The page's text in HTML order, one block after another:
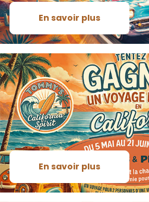
En savoir plus
En savoir plus